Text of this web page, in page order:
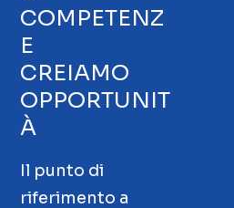
COMPETENZ
E
CREIAMO
OPPORTUNIT
À
Il punto di
riferimento a